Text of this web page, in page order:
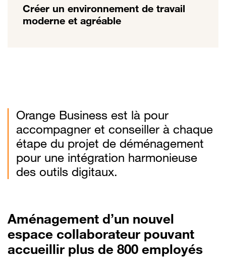
Créer un environnement de travail
moderne et agréable
Orange Business est là pour
accompagner et conseiller à chaque
étape du projet de déménagement
pour une intégration harmonieuse
des outils digitaux.
Aménagement d’un nouvel
espace collaborateur pouvant
accueillir plus de 800 employés